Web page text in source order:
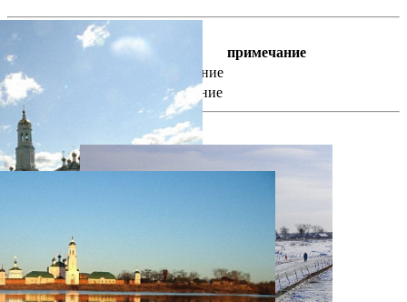
Каждый день
богослужение
примечание
7 : 00
Утреннее богослужение
16 : 30
Вечернее богослужение
фотогалерея